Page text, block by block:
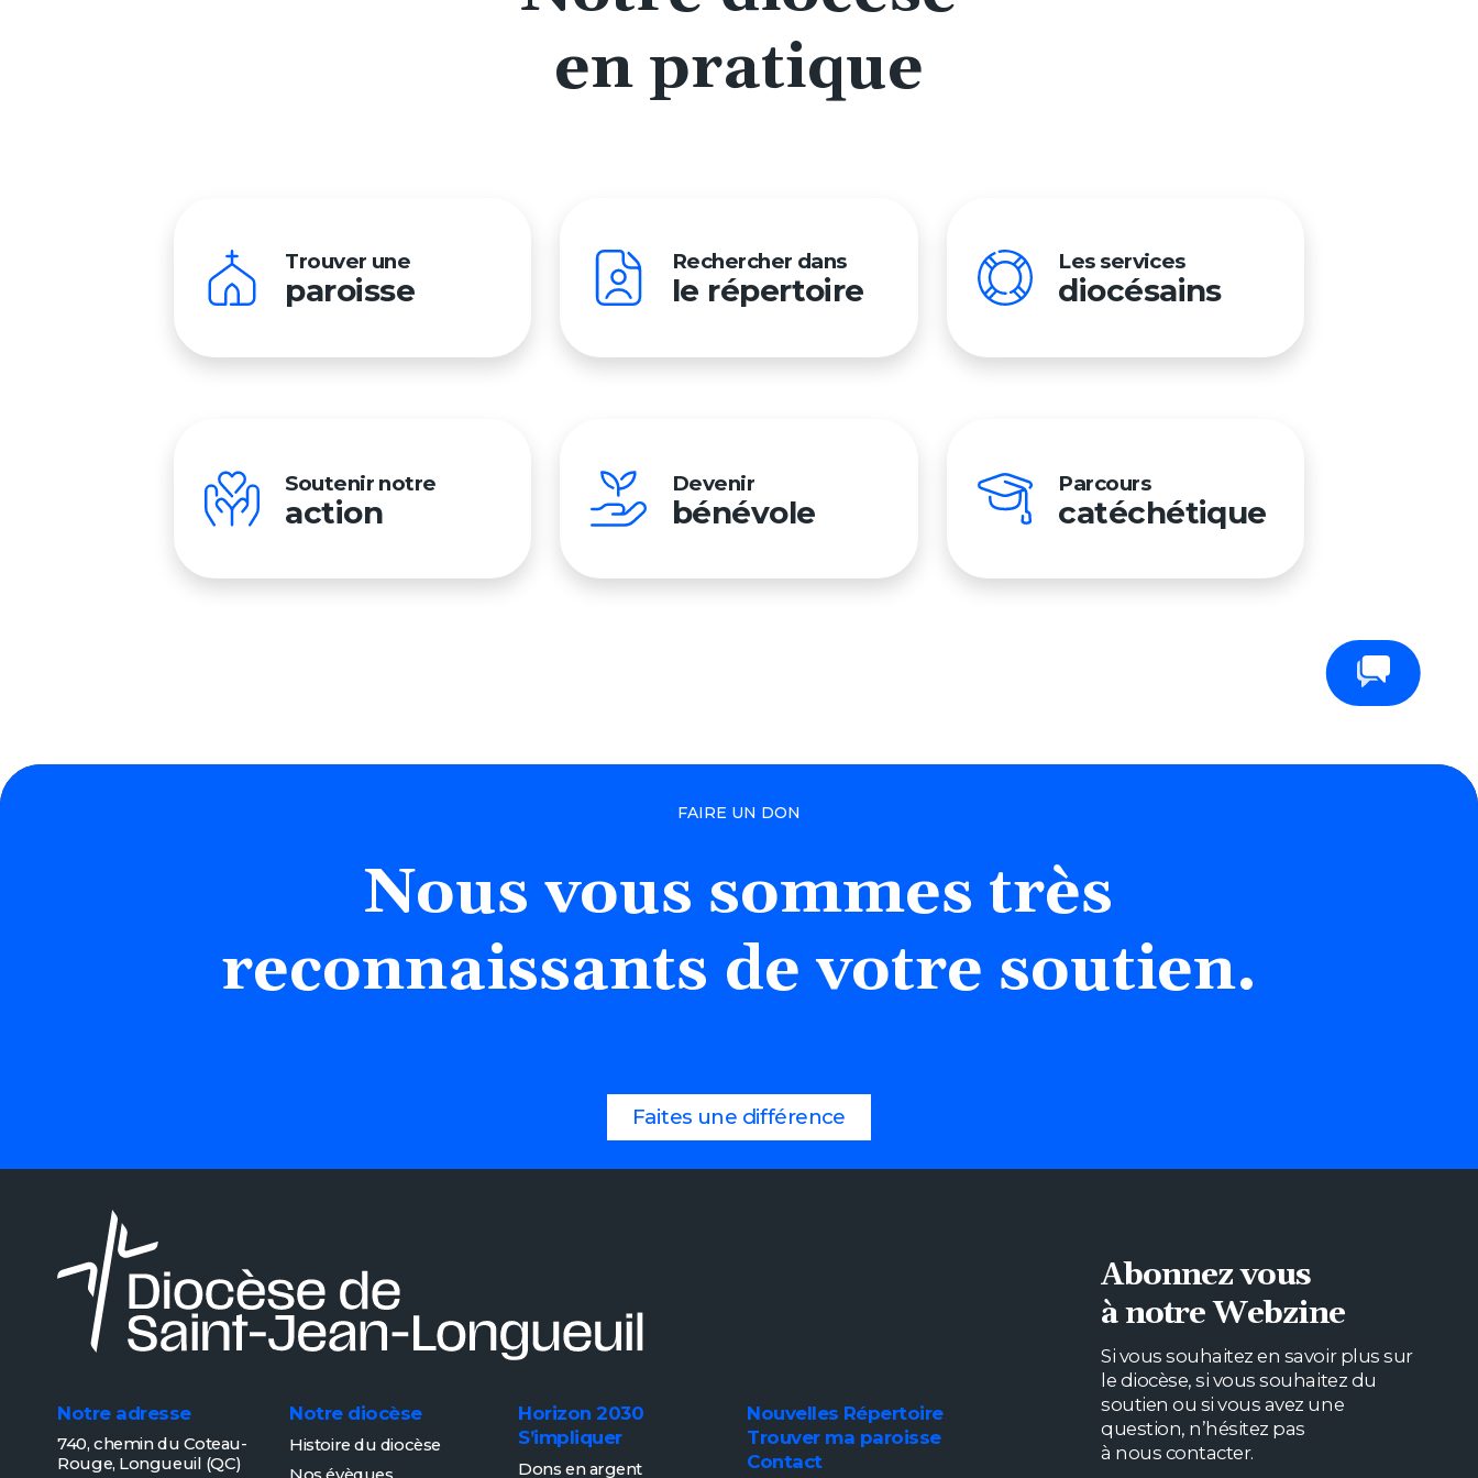
en pratique
Trouver une
paroisse
Rechercher dans
le répertoire
Les services
diocésains
Soutenir notre
action
Devenir
bénévole
Parcours
catéchétique
FAIRE UN DON
Nous vous sommes très
reconnaissants de votre soutien.
Faites une différence
Notre adresse
740, chemin du Coteau-
Rouge, Longueuil (QC)
Notre diocèse
Histoire du diocèse
Horizon 2030
S’impliquer
Dons en argent
Nouvelles Répertoire
Trouver ma paroisse
Contact
Abonnez vous
à notre Webzine
Si vous souhaitez en savoir plus sur
le diocèse, si vous souhaitez du
soutien ou si vous avez une
question, n’hésitez pas
à nous contacter.